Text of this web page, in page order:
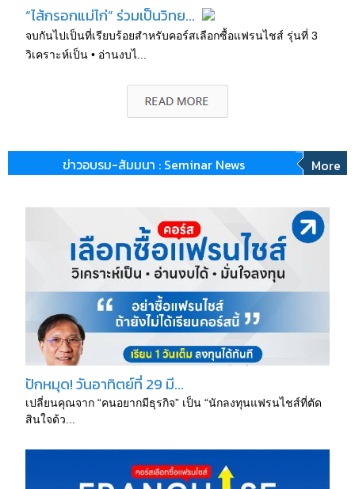
“ไส้กรอกแม่ไก่” ร่วมเป็นวิทย...
จบกันไปเป็นที่เรียบร้อยสำหรับคอร์สเลือกซื้อแฟรนไชส์ รุ่นที่ 3
วิเคราะห์เป็น • อ่านงบไ...
ข่าวอบรม-สัมมนา : Seminar News More
ปักหมุด! วันอาทิตย์ที่ 29 มี...
เปลี่ยนคุณจาก “คนอยากมีธุรกิจ” เป็น “นักลงทุนแฟรนไชส์ที่ตัด
สินใจด้ว...